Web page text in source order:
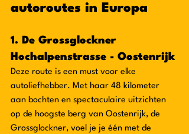
autoroutes in Europa
1. De Grossglockner
Hochalpenstrasse - Oostenrijk
Deze route is een must voor elke
autoliefhebber. Met haar 48 kilometer
aan bochten en spectaculaire uitzichten
op de hoogste berg van Oostenrijk, de
Grossglockner, voel je je één met de